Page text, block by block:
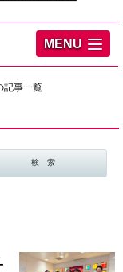
MENU
記事一覧